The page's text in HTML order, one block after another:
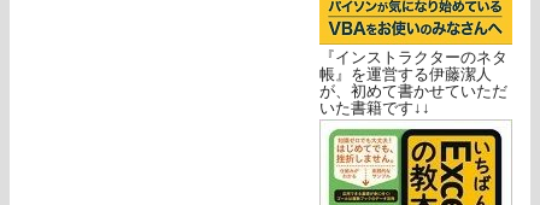
『インストラクターのネタ
帳』を運営する伊藤潔人
が、初めて書かせていただ
いた書籍です↓↓